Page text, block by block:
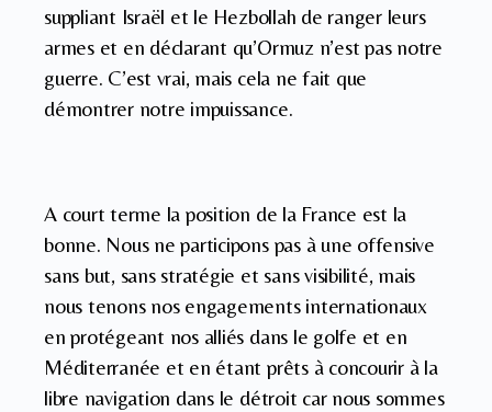
suppliant Israël et le Hezbollah de ranger leurs
armes et en déclarant qu’Ormuz n’est pas notre
guerre. C’est vrai, mais cela ne fait que
démontrer notre impuissance.
A court terme la position de la France est la
bonne. Nous ne participons pas à une offensive
sans but, sans stratégie et sans visibilité, mais
nous tenons nos engagements internationaux
en protégeant nos alliés dans le golfe et en
Méditerranée et en étant prêts à concourir à la
libre navigation dans le détroit car nous sommes